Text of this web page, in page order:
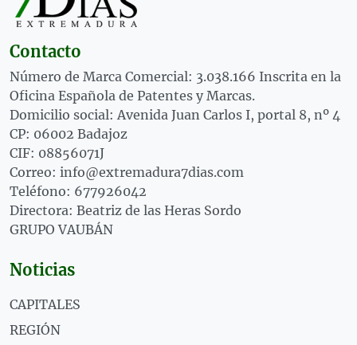
Contacto
Número de Marca Comercial: 3.038.166 Inscrita en la
Oficina Española de Patentes y Marcas.
Domicilio social: Avenida Juan Carlos I, portal 8, nº 4
CP: 06002 Badajoz
CIF: 08856071J
Correo: info@extremadura7dias.com
Teléfono: 677926042
Directora: Beatriz de las Heras Sordo
GRUPO VAUBÁN
Noticias
CAPITALES
REGIÓN